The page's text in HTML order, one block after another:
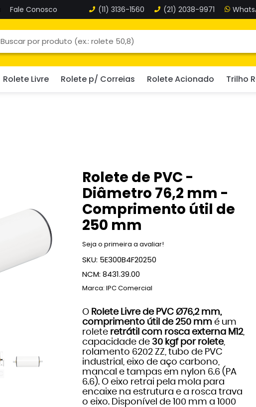
Fale Conosco (11) 3136-1560 (21) 2038-9971
Rolete Livre Rolete p/ Correias Rolete Acionado Trilho
Rolete de PVC -
Diâmetro 76,2 mm -
Comprimento útil de
250 mm
Seja o primeira a avaliar!
SKU: 5E300B4F20250
NCM: 8431.39.00
Marca: IPC Comercial
O Rolete Livre de PVC Ø76,2 mm,
comprimento útil de 250 mm é um
rolete retrátil com rosca externa M12,
capacidade de 30 kgf por rolete,
rolamento 6202 ZZ, tubo de PVC
industrial, eixo de aço carbono,
mancal e tampas em nylon 6.6 (PA
6.6). O eixo retrai pela mola para
encaixe na estrutura e a rosca trava
o eixo. Disponível de 100 mm a 1000